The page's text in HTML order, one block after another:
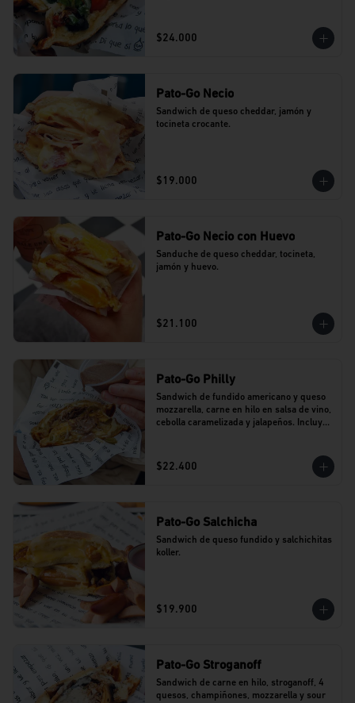
$24.000
Pato-Go Necio
Sandwich de queso cheddar, jamón y
tocineta crocante.
$19.000
Pato-Go Necio con Huevo
Sanduche de queso cheddar, tocineta,
jamón y huevo.
$21.100
Pato-Go Philly
Sandwich de fundido americano y queso
mozzarella, carne en hilo en salsa de vino,
cebolla caramelizada y jalapeños. Incluye
$22.400
Pato-Go Salchicha
Sandwich de queso fundido y salchichitas
koller.
$19.900
Pato-Go Stroganoff
Sandwich de carne en hilo, stroganoff, 4
quesos, champiñones, mozzarella y sour